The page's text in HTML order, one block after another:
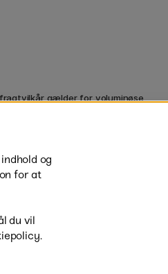
fragtvilkårgælder for voluminøse
og
for at
du vil